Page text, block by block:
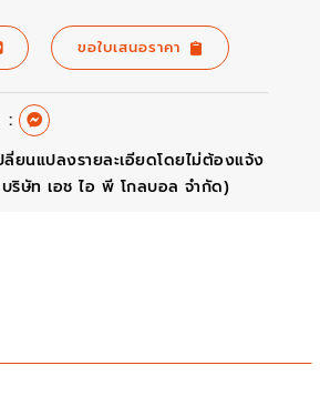
ขอใบเสนอราคา
:
ลี่ยนแปลงรายละเอียดโดยไม่ต้องแจ้ง
ริษัท เอช ไอ พี โกลบอล จำกัด)